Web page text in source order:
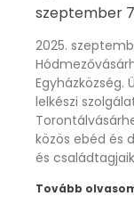
szeptember
2025.
Egyházközség.
lelkészi
közös ebéd és
és
Tovább